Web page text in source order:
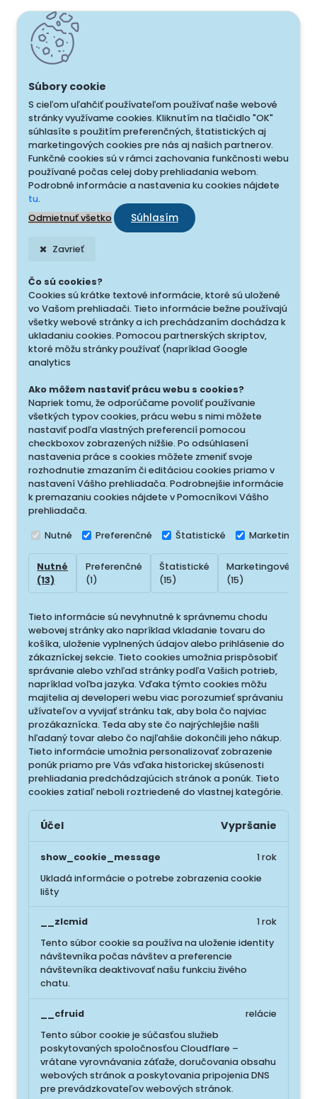
S cieľom uľahčiť používateľom používať naše webové
stránky využívame cookies. Kliknutím na tlačidlo "OK"
súhlasíte s použitím preferenčných, štatistických aj
marketingových cookies pre nás aj našich partnerov.
Funkčné cookies sú v rámci zachovania funkčnosti webu
používané počas celej doby prehliadania webom.
Podrobné informácie a nastavenia ku cookies nájdete
tu.
Odmietnuť všetko
Súhlasím
Zavrieť
Čo sú cookies?
Cookies sú krátke textové informácie, ktoré sú uložené
vo Vašom prehliadači. Tieto informácie bežne používajú
všetky webové stránky a ich prechádzaním dochádza k
ukladaniu cookies. Pomocou partnerských skriptov,
ktoré môžu stránky používať (napríklad Google
analytics
Ako môžem nastaviť prácu webu s cookies?
Napriek tomu, že odporúčame povoliť používanie
všetkých typov cookies, prácu webu s nimi môžete
nastaviť podľa vlastných preferencií pomocou
checkboxov zobrazených nižšie. Po odsúhlasení
nastavenia práce s cookies môžete zmeniť svoje
rozhodnutie zmazaním či editáciou cookies priamo v
nastavení Vášho prehliadača. Podrobnejšie informácie
k premazaniu cookies nájdete v Pomocníkovi Vášho
prehliadača.
Nutné Preferenčné Štatistické Marketingové
Nutné
(13)
Preferenčné
(1)
Štatistické
(15)
Marketingové
(15)
Tieto informácie sú nevyhnutné k správnemu chodu
webovej stránky ako napríklad vkladanie tovaru do
košíka, uloženie vyplnených údajov alebo prihlásenie do
zákazníckej sekcie. Tieto cookies umožnia prispôsobiť
správanie alebo vzhľad stránky podľa Vašich potrieb,
napríklad voľba jazyka. Vďaka týmto cookies môžu
majitelia aj developeri webu viac porozumieť správaniu
užívateľov a vyvijať stránku tak, aby bola čo najviac
prozákaznícka. Teda aby ste čo najrýchlejšie našli
hľadaný tovar alebo čo najľahšie dokončili jeho nákup.
Tieto informácie umožnia personalizovať zobrazenie
ponúk priamo pre Vás vďaka historickej skúsenosti
prehliadania predchádzajúcich stránok a ponúk. Tieto
cookies zatiaľ neboli roztriedené do vlastnej kategórie.
Účel Vypršanie
show_cookie_message
Ukladá informácie o potrebe zobrazenia cookie
lišty
1 rok
__zlcmid
Tento súbor cookie sa používa na uloženie identity
návštevníka počas návštev a preferencie
návštevníka deaktivovať našu funkciu živého
chatu.
1 rok
__cfruid
Tento súbor cookie je súčasťou služieb
poskytovaných spoločnosťou Cloudflare –
vrátane vyrovnávania záťaže, doručovania obsahu
webových stránok a poskytovania pripojenia DNS
pre prevádzkovateľov webových stránok.
relácie